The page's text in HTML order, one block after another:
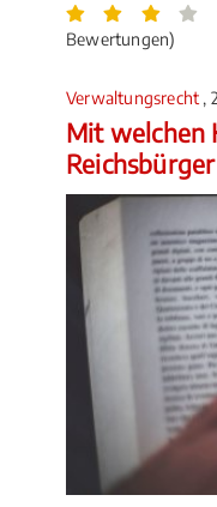
Bewertungen)
Verwaltungsrecht ,
Mit welchen